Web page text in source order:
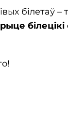
білетаў
білецікі